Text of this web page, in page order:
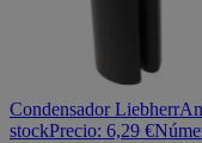
Condensador Liebherr
stockPrecio: 6,29 €